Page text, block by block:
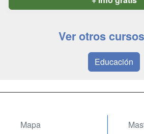
Ver otros
Educación
Mapa